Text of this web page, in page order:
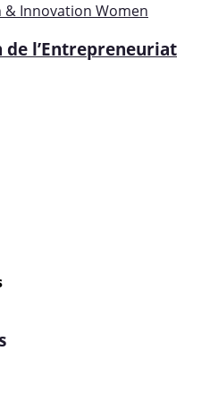
& Innovation Women
de l’Entrepreneuriat